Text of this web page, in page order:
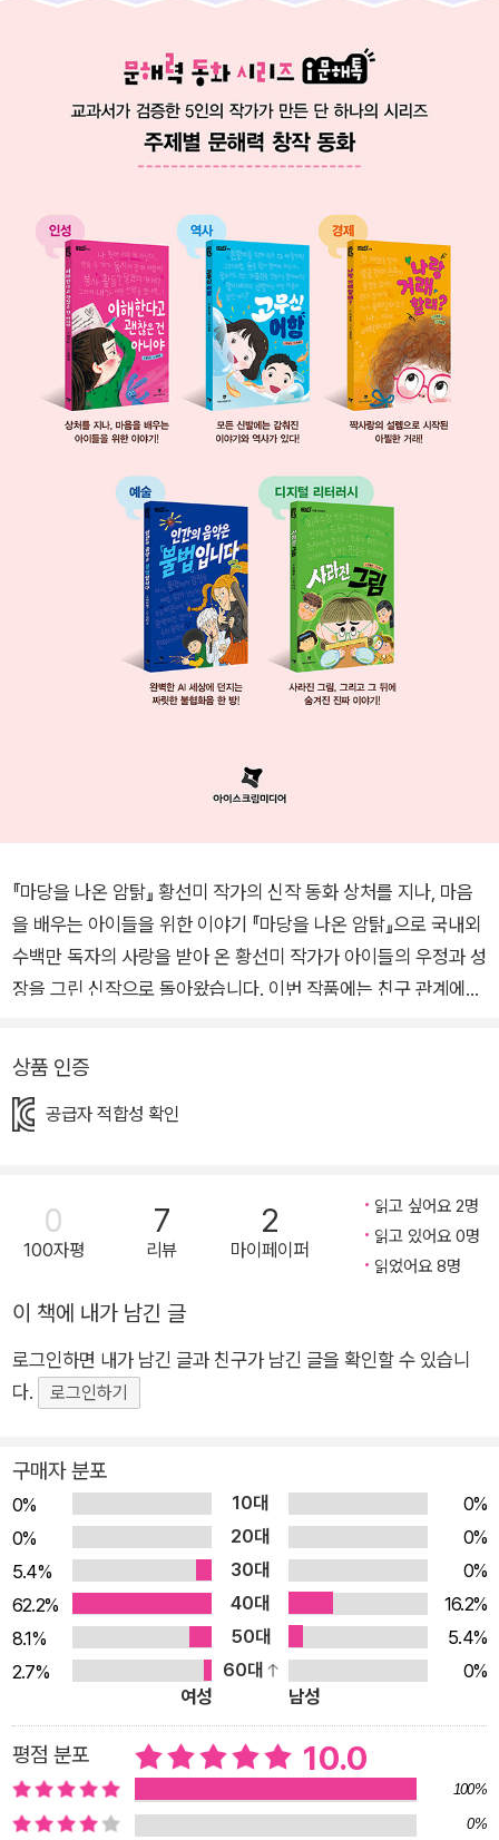
『마당을 나온 암탉』 황선미 작가의 신작 동화 상처를 지나, 마음
을 배우는 아이들을 위한 이야기 『마당을 나온 암탉』으로 국내외
수백만 독자의 사랑을 받아 온 황선미 작가가 아이들의 우정과 성
장을 그린 신작으로 돌아왔습니다. 이번 작품에는 친구 관계에서
그리고 예기치 못한 이별과 만남의 경험이 담겨 있습니다. 여기에
더해져 이야기의 감정을 더욱 풍성하게 전합니다. 내 곁의 소중한
리고 진심을 전하는 연습 작품 속 주인공은 친하다는 이유로 사과
를 미루다 소중한 친구와 멀어지는 경험을 합니다. "나중에 잘 설
명하면 되겠지."라는 생각은 결국 후회로 남습니다. 사과와 화해
로 관계가 회복되더라도 상처의 기억은 쉽게 사라지지 않습니다.
깊은 울림을 전하는 황선미 작가의 문장은 초등 3~4학년 독자가
물의 마음에 공감하고 작품이 전하는 따뜻한 메시지를 자연스럽
게 받아들이게 됩니다. 김현영 작가의 그림은 인물의 표정과 몸짓
을 섬세하게 그려내 이야기의 감정을 더욱 생생하게 전달합니다.
아이와 어른 모두가 함께 읽는 마음의 지도 이 책은 "나는 지금 내
곁의 소중한 사람에게 얼마나 최선을 다하고 있는가"라는 질문을
던집니다. 한때 전부였던 친구와의 이별조차 삶의 일부가 되고,
또 다른 인연으로 이어진다는 메시지는 관계의 의미를 다시 생각
하게 합니다. 어린 시절의 우정을 기억하는 독자라면 이 책을 통
해 미처 전하지 못했던 미안함과 그리움을 떠올리게 될 것입니다.
황선미 작가는 누구인가요? 서울예술대학교 문예창작과 교수이
자 한국 아동문학을 대표하는 황선미 작가. 그의 대표작 『마당을
나온 암탉』은 국내 창작 동화 최초로 200쇄를 돌파하고 150만
상품 인증
공급자 적합성 확인
0
100자평
7
리뷰
2
마이페이퍼
읽고 싶어요 2명
읽고 있어요 0명
읽었어요 8명
이 책에 내가 남긴 글
로그인하면 내가 남긴 글과 친구가 남긴 글을 확인할 수 있습니
다.
로그인하기
구매자 분포
0% 10대
0%
0%
20대
0%
5.4%
30대
0%
62.2%
40대
16.2%
8.1%
50대
5.4%
2.7%
60대
0%
여성
남성
평점 분포 10.0
100%
0%